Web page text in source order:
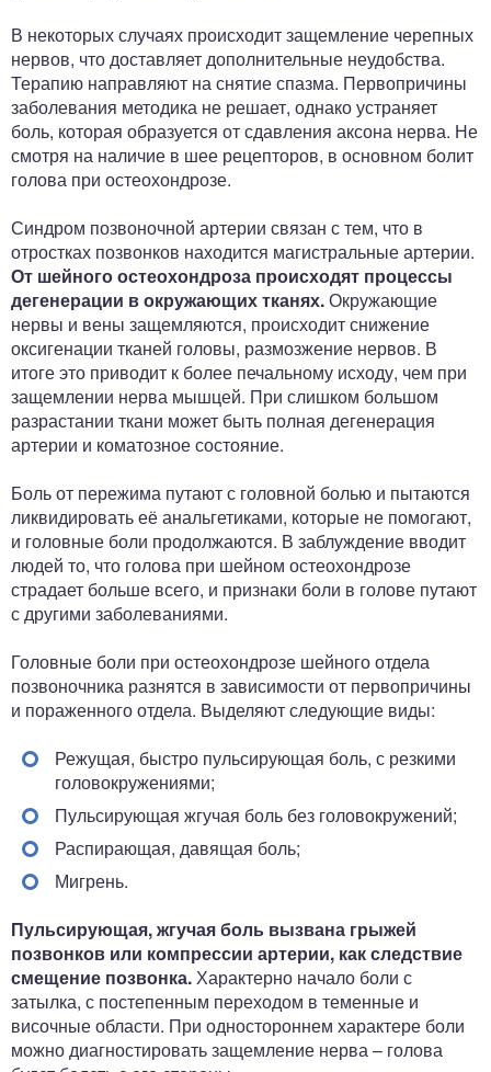
В некоторых случаях происходит защемление черепных
нервов, что доставляет дополнительные неудобства.
Терапию направляют на снятие спазма. Первопричины
заболевания методика не решает, однако устраняет
боль, которая образуется от сдавления аксона нерва. Не
смотря на наличие в шее рецепторов, в основном болит
голова при остеохондрозе.
Синдром позвоночной артерии связан с тем, что в
отростках позвонков находится магистральные артерии.
От шейного остеохондроза происходят процессы
дегенерации в окружающих тканях.Окружающие
нервы и вены защемляются, происходит снижение
оксигенации тканей головы, размозжение нервов. В
итоге это приводит к более печальному исходу, чем при
защемлении нерва мышцей. При слишком большом
разрастании ткани может быть полная дегенерация
артерии и коматозное состояние.
Боль от пережима путают с головной болью и пытаются
ликвидировать её анальгетиками, которые не помогают,
и головные боли продолжаются. В заблуждение вводит
людей то, что голова при шейном остеохондрозе
страдает больше всего, и признаки боли в голове путают
с другими заболеваниями.
Головные боли при остеохондрозе шейного отдела
позвоночника разнятся в зависимости от первопричины
и пораженного отдела. Выделяют следующие виды:
Режущая, быстро пульсирующая боль, с резкими
головокружениями;
Пульсирующая жгучая боль без головокружений;
Распирающая, давящая боль;
Мигрень.
Пульсирующая, жгучая боль вызвана грыжей
позвонков или компрессии артерии, как следствие
смещение позвонка.Характерно начало боли с
затылка, с постепенным переходом в теменные и
височные области. При одностороннем характере боли
можно диагностировать защемление нерва – голова